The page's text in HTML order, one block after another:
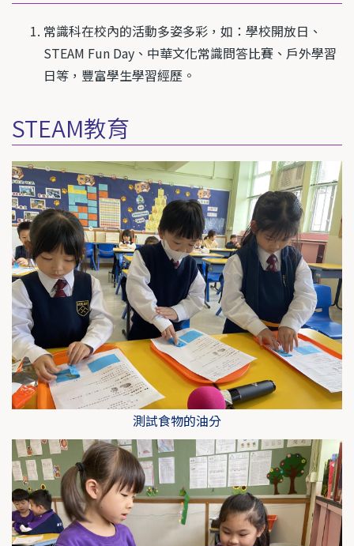
常識科在校內的活動多姿多彩，如：學校開放日、
STEAM Fun Day、中華文化常識問答比賽、戶外學習
日等，豐富學生學習經歷。
STEAM教育
測試食物的油分